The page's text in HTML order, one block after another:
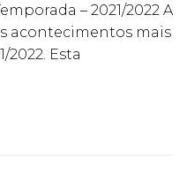
– 2021/2022 A
acontecimentos mais
Esta